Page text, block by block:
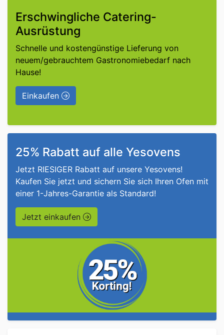
Erschwingliche Catering-
Ausrüstung
Schnelle und kostengünstige Lieferung von
neuem/gebrauchtem Gastronomiebedarf nach
Hause!
Einkaufen
25% Rabatt auf alle Yesovens
Jetzt RIESIGER Rabatt auf unsere Yesovens!
Kaufen Sie jetzt und sichern Sie sich Ihren Ofen mit
einer 1-Jahres-Garantie als Standard!
Jetzt einkaufen